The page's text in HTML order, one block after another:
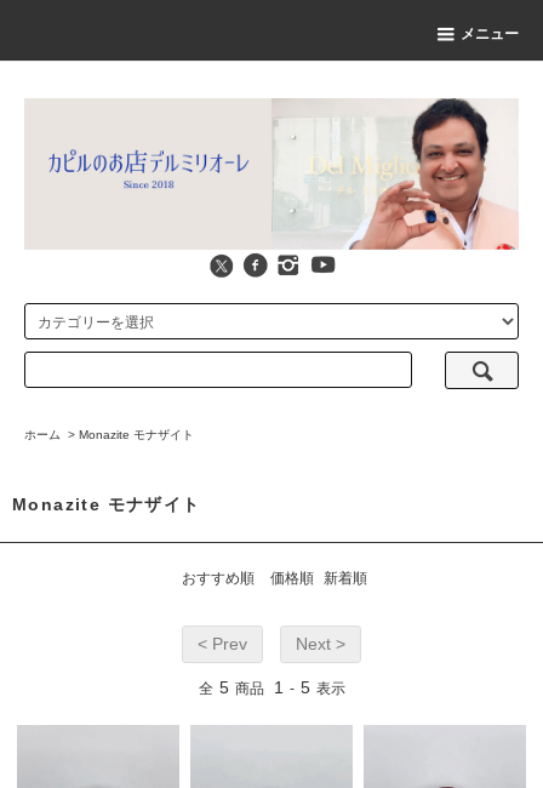
メニュー
ホーム > Monazite モナザイト
Monazite モナザイト
おすすめ順 価格順 新着順
< Prev Next >
全 5 商品 1 - 5 表示